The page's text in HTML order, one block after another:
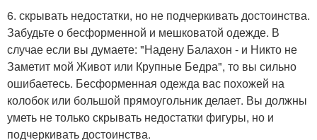
6. скрывать недостатки, но не подчеркивать достоинства.
Забудьте о бесформенной и мешковатой одежде. В
случае если вы думаете: "Надену Балахон - и Никто не
Заметит мой Живот или Крупные Бедра", то вы сильно
ошибаетесь. Бесформенная одежда вас похожей на
колобок или большой прямоугольник делает. Вы должны
уметь не только скрывать недостатки фигуры, но и
подчеркивать достоинства.